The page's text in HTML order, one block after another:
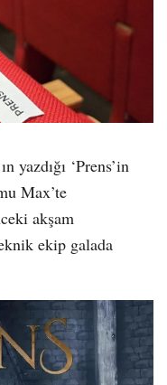
yazdığı ‘Prens’in
Max’te
akşam
ekip galada